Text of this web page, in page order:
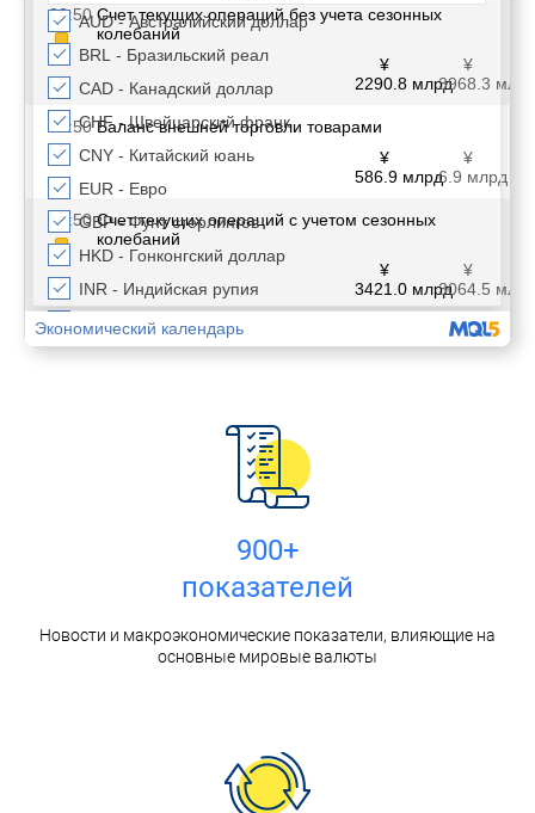
900+
показателей
Новости и макроэкономические показатели, влияющие на
основные мировые валюты